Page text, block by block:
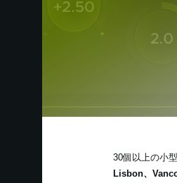
30個以上の小
Lisbon、